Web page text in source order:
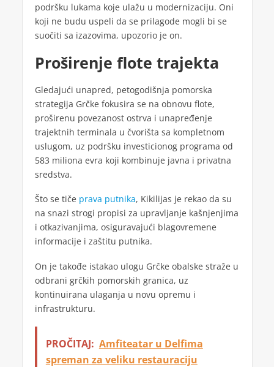
podršku lukama koje ulažu u modernizaciju. Oni
koji ne budu uspeli da se prilagode mogli bi se
suočiti sa izazovima, upozorio je on.
Proširenje flote trajekta
Gledajući unapred, petogodišnja pomorska
strategija Grčke fokusira se na obnovu flote,
proširenu povezanost ostrva i unapređenje
trajektnih terminala u čvorišta sa kompletnom
uslugom, uz podršku investicionog programa od
583 miliona evra koji kombinuje javna i privatna
sredstva.
Što se tiče prava putnika, Kikilijas je rekao da su
na snazi strogi propisi za upravljanje kašnjenjima
i otkazivanjima, osiguravajući blagovremene
informacije i zaštitu putnika.
On je takođe istakao ulogu Grčke obalske straže u
odbrani grčkih pomorskih granica, uz
kontinuirana ulaganja u novu opremu i
infrastrukturu.
PROČITAJ: Amfiteatar u Delfima
spreman za veliku restauraciju